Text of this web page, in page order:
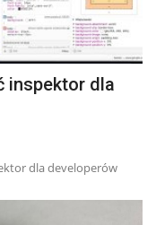
inspektor dla
dla developerów